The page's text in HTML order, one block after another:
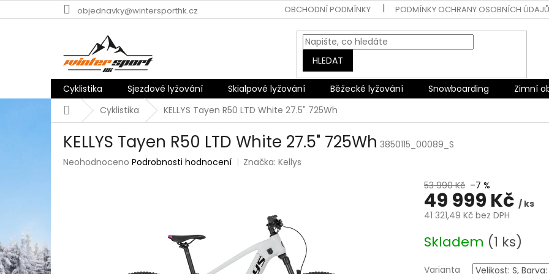
na
objednavky@wintersporthk.cz OBCHODNÍ PODMÍNKY PODMÍNKY OCHRANY OSOBNÍCH ÚDAJŮ
HLEDAT
Cyklistika Sjezdové lyžování Skialpové lyžování Běžecké lyžování Snowboarding Zimní
DomůCyklistika KELLYS Tayen R50 LTD White 27.5" 725Wh
KELLYS Tayen R50 LTD White 27.5" 725Wh 3850115_00089_S
Průměrné
Neohodnoceno Podrobnosti hodnocení Značka:Kellys
53 990 Kč –7 %
49 999 Kč / ks
41 321,49 Kč bez DPH
cena:
Skladem (1 ks)
Varianta